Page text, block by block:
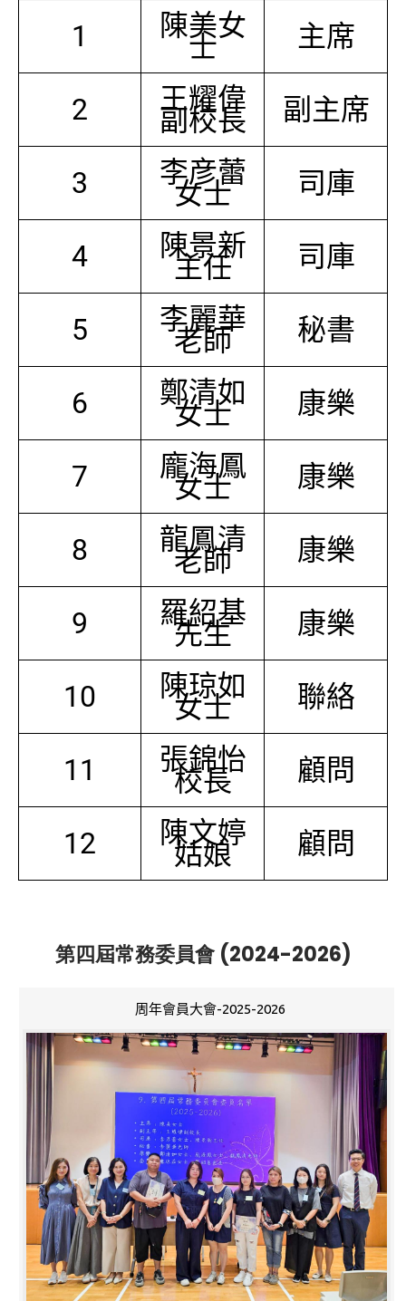
1
陳美女
士 主席
2 王耀偉
副校長 副主席
3 李彦蕾
女士 司庫
4 陳景新
主任 司庫
5 李麗華
老師 秘書
6 鄭清如
女士 康樂
7 龐海鳳
女士 康樂
8 龍鳳清
老師 康樂
9 羅紹基
先生 康樂
10 陳琼如
女士 聯絡
11 張錦怡
校長 顧問
12 陳文婷
姑娘 顧問
第四屆常務委員會 (2024-2026)
周年會員大會-2025-2026